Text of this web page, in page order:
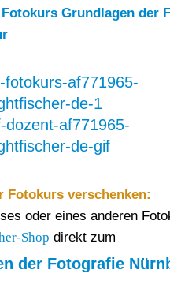
Fotokurs Grundlagen der
Fotokurs verschenken:
oder eines anderen
Shop direkt zum
der Fotografie